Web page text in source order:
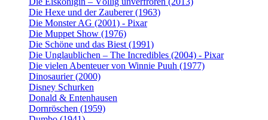
Die Hexe und der Zauberer (1963)
Die Monster AG (2001) - Pixar
Die Muppet Show (1976)
Die Schöne und das Biest (1991)
Die Unglaublichen – The Incredibles (2004) - Pixar
Die vielen Abenteuer von Winnie Puuh (1977)
Dinosaurier (2000)
Disney Schurken
Donald & Entenhausen
Dornröschen (1959)